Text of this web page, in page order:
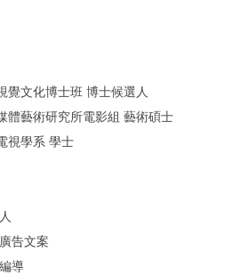
覺文化博士班 博士候選人
體藝術研究所電影組 藝術碩士
視學系 學士
告文案
導